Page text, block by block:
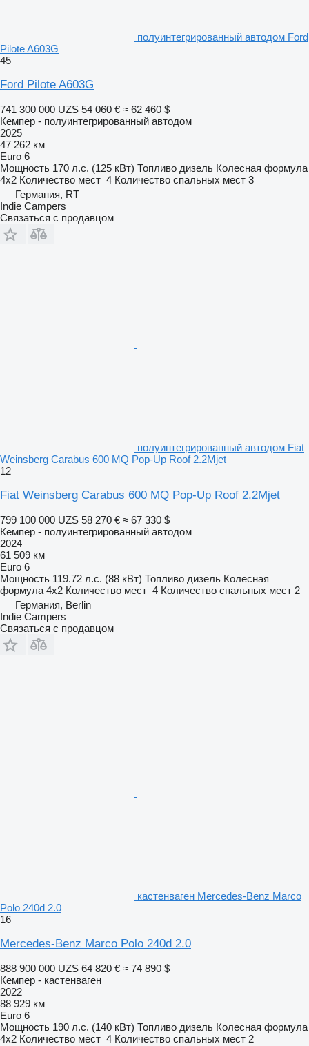
полуинтегрированный автодом Ford
Pilote A603G
45
Ford Pilote A603G
741 300 000 UZS 54 060 € ≈ 62 460 $
Кемпер - полуинтегрированный автодом
2025
47 262 км
Euro 6
Мощность 170 л.с. (125 кВт) Топливо дизель Колесная формула
4x2 Количество мест 4 Количество спальных мест 3
Германия, RT
Indie Campers
Связаться с продавцом
полуинтегрированный автодом Fiat
Weinsberg Carabus 600 MQ Pop-Up Roof 2.2Mjet
12
Fiat Weinsberg Carabus 600 MQ Pop-Up Roof 2.2Mjet
799 100 000 UZS 58 270 € ≈ 67 330 $
Кемпер - полуинтегрированный автодом
2024
61 509 км
Euro 6
Мощность 119.72 л.с. (88 кВт) Топливо дизель Колесная
формула 4x2 Количество мест 4 Количество спальных мест 2
Германия, Berlin
Indie Campers
Связаться с продавцом
кастенваген Mercedes-Benz Marco
Polo 240d 2.0
16
Mercedes-Benz Marco Polo 240d 2.0
888 900 000 UZS 64 820 € ≈ 74 890 $
Кемпер - кастенваген
2022
88 929 км
Euro 6
Мощность 190 л.с. (140 кВт) Топливо дизель Колесная формула
4x2 Количество мест 4 Количество спальных мест 2